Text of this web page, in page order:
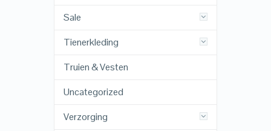
Sale
Tienerkleding
Truien & Vesten
Uncategorized
Verzorging